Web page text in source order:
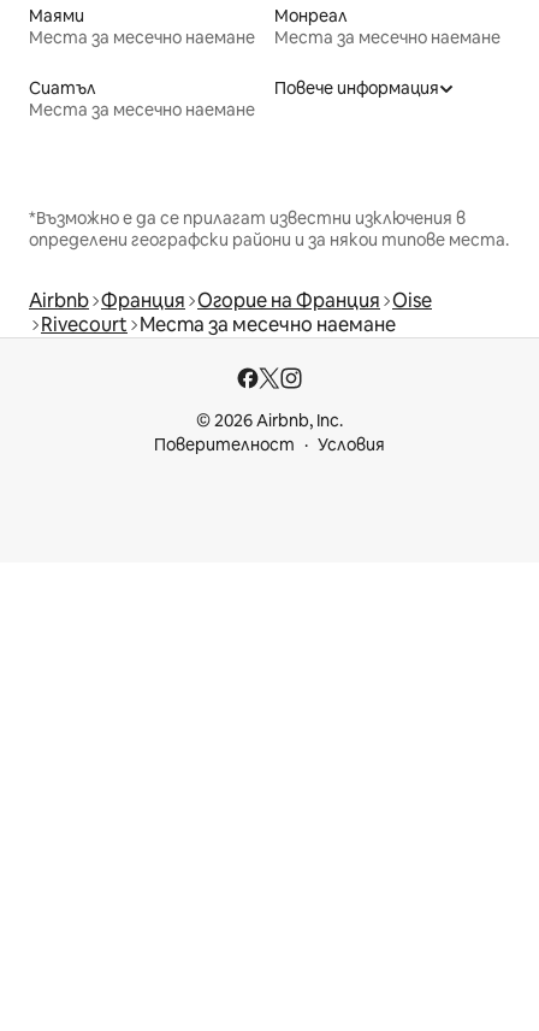
Маями
Места за месечно наемане
Монреал
Места за месечно наемане
Сиатъл
Места за месечно наемане
Повече информация
*Възможно е да се прилагат известни изключения в
определени географски райони и за някои типове места.
Airbnb Франция Огорие на Франция Oise
Rivecourt Места за месечно наемане
© 2026 Airbnb, Inc.
Поверителност
Условия